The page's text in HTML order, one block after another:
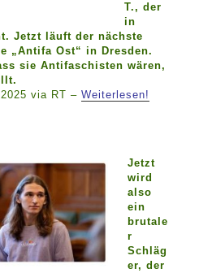
T., der
in
Jetzt läuft der nächste
„Antifa Ost“ in Dresden.
sie Antifaschisten wären,
via RT –Weiterlesen!
Jetzt
wird
also
ein
brutale
r
Schläg
er, der